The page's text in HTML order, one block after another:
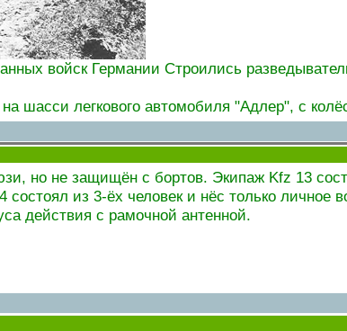
войск Германии Строились
шасси легкового автомобиля "Адлер", с
но не защищён с бортов. Экипаж Kfz 13
из 3-ёх человек и нёс только личное
действия с рамочной антенной.